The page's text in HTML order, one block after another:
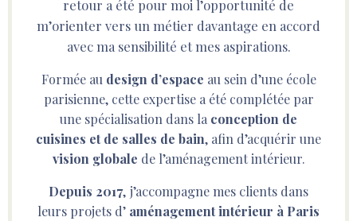
retour a été pour moi l’opportunité de
m’orienter vers un métier davantage en accord
avec ma sensibilité et mes aspirations.
Formée au design d’espace au sein d’une école
parisienne, cette expertise a été complétée par
une spécialisation dans la conception de
cuisines et de salles de bain, afin d’acquérir une
vision globale de l’aménagement intérieur.
Depuis 2017, j’accompagne mes clients dans
leurs projets d’ aménagement intérieur à Paris